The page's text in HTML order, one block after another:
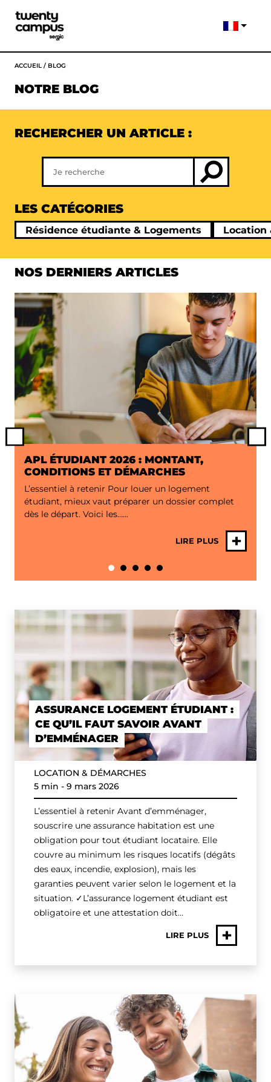
ACCUEIL / BLOG
NOTRE BLOG
ASSURANCE LOGEMENT ÉTUDIANT :
CE QU’IL FAUT SAVOIR AVANT
D’EMMÉNAGER
LOCATION & DÉMARCHES
5 min - 9 mars 2026
L’essentiel à retenir Avant d’emménager,
souscrire une assurance habitation est une
obligation pour tout étudiant locataire. Elle
couvre au minimum les risques locatifs (dégâts
des eaux, incendie, explosion), mais les
garanties peuvent varier selon le logement et la
situation. ✓L’assurance logement étudiant est
obligatoire et une attestation doit…
LIRE PLUS +
RECHERCHER UN ARTICLE :
LES CATÉGORIES
Résidence étudiante & Logements Location
NOS DERNIERS ARTICLES
APL ÉTUDIANT 2026 : MONTANT,
CONDITIONS ET DÉMARCHES
L’essentiel à retenir Pour louer un logement
étudiant, mieux vaut préparer un dossier complet
dès le départ. Voici les…...
LIRE PLUS +
Previous